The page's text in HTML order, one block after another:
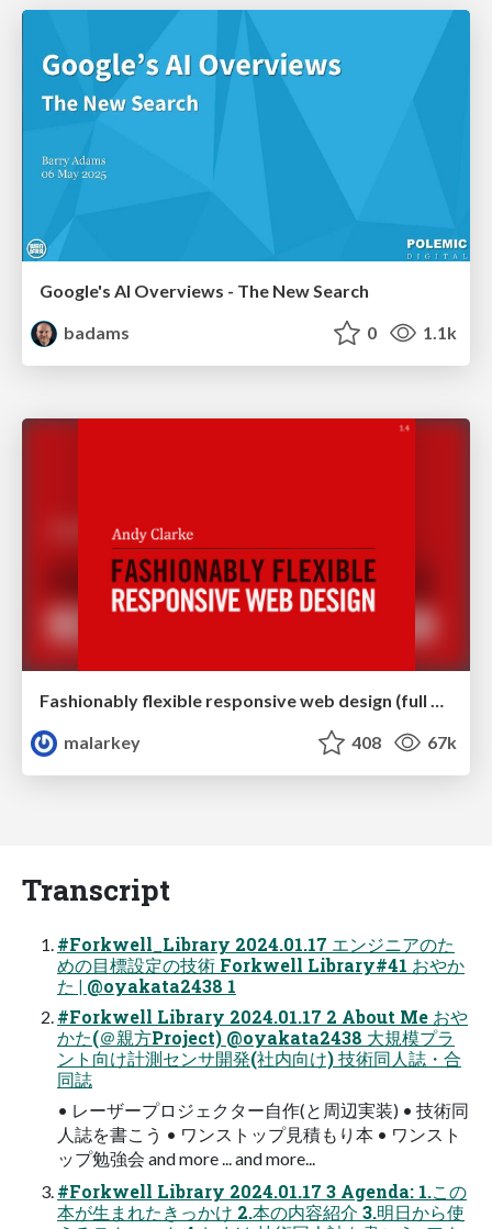
Google's AI Overviews - The New Search
badams
0 1.1k
malarkey
408 67k
Transcript
#Forkwell_Library 2024.01.17 エンジニアのた
めの目標設定の技術 Forkwell Library#41 おやか
た | @oyakata2438 1
#Forkwell Library 2024.01.17 2 About Me おや
かた(＠親方Project) @oyakata2438 大規模プラ
ント向け計測センサ開発(社内向け) 技術同人誌・合
同誌
• レーザープロジェクター自作(と周辺実装) • 技術同
人誌を書こう • ワンストップ見積もり本 • ワンスト
ップ勉強会 and more ... and more...
#Forkwell Library 2024.01.17 3 Agenda: 1.この
本が生まれたきっかけ 2.本の内容紹介 3.明日から使